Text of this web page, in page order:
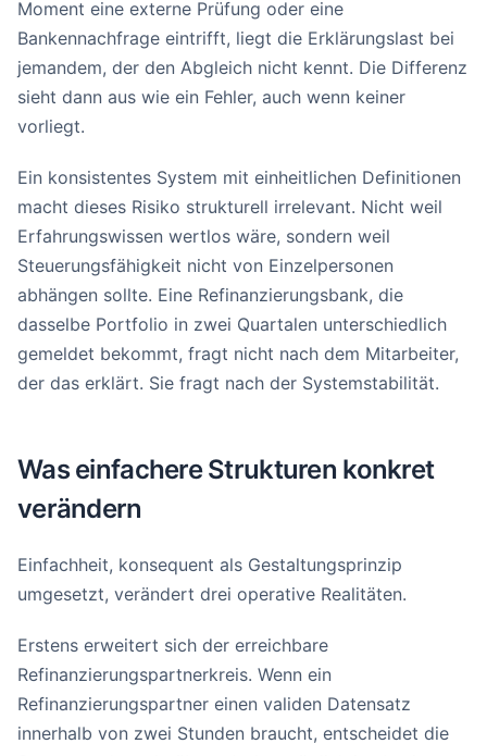
Moment eine externe Prüfung oder eine
Bankennachfrage eintrifft, liegt die Erklärungslast bei
jemandem, der den Abgleich nicht kennt. Die Differenz
sieht dann aus wie ein Fehler, auch wenn keiner
vorliegt.
Ein konsistentes System mit einheitlichen Definitionen
macht dieses Risiko strukturell irrelevant. Nicht weil
Erfahrungswissen wertlos wäre, sondern weil
Steuerungsfähigkeit nicht von Einzelpersonen
abhängen sollte. Eine Refinanzierungsbank, die
dasselbe Portfolio in zwei Quartalen unterschiedlich
gemeldet bekommt, fragt nicht nach dem Mitarbeiter,
der das erklärt. Sie fragt nach der Systemstabilität.
Was einfachere Strukturen konkret
verändern
Einfachheit, konsequent als Gestaltungsprinzip
umgesetzt, verändert drei operative Realitäten.
Erstens erweitert sich der erreichbare
Refinanzierungspartnerkreis. Wenn ein
Refinanzierungspartner einen validen Datensatz
innerhalb von zwei Stunden braucht, entscheidet die